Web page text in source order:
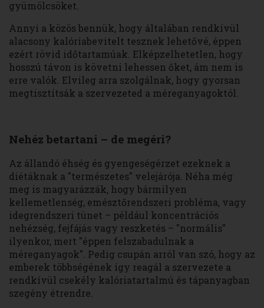
gyümölcsöket.
Annyi a közös bennük, hogy általában rendkívül
alacsony kalóriabevitelt tesznek lehetővé, éppen
ezért rövid időtartamúak. Elképzelhetetlen, hogy
hosszú távon is követni lehessen őket, ám nem is
erre valók. Elvileg arra szolgálnak, hogy gyorsan
megtisztítsák a szervezeted a méreganyagoktól.
Nehéz betartani – de megéri?
Az állandó éhség és gyengeségérzet ezeknek a
diétáknak a "természetes" velejárója. Néha még
meg is magyarázzák, hogy bármilyen
kellemetlenség, emésztőrendszeri probléma, vagy
idegrendszeri tünet – például koncentrációs
nehézség, fejfájás vagy reszketés – "normális"
ilyenkor, mert "éppen felszabadulnak a
méreganyagok". Pedig csupán arról van szó, hogy az
emberek többségének így reagál a szervezete a
rendkívül csekély kalóriatartalmú és tápanyagban
szegény étrendre.